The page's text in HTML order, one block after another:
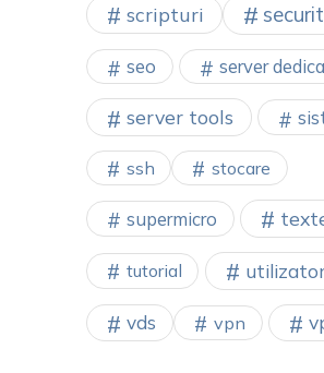
scripturi
seo server
server tools
ssh stocare
supermicro
tutorial
vds vpn